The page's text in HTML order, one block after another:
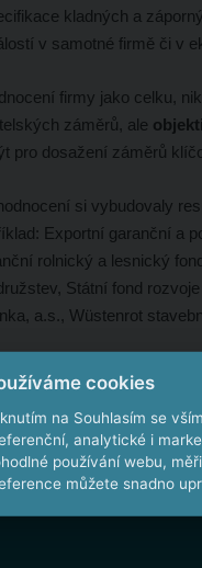
kladných a
v samotné firmě či v
firmy jako celku,
záměrů, ale
pro dosažení záměrů
si vybudovaly
Exportní garanční a
rolnický a lesnický
Státní fond
a.s., Wüstenrot
jako provozovatel
že je investice
cookies
na Souhlasím se
analytické i
používání webu,
můžete snadno